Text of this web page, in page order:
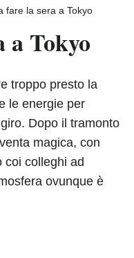
fare la sera a Tokyo
a Tokyo
troppo presto la
le energie per
Dopo il tramonto
magica, con
coi colleghi ad
ovunque è